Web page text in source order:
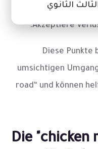
Akzeptiere
Diese Punkte
umsichtigen
road“ und können
Die "chicken
الثانوي